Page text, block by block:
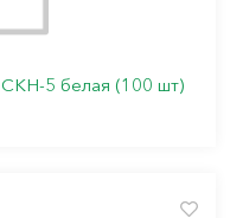
5 белая (100 шт)